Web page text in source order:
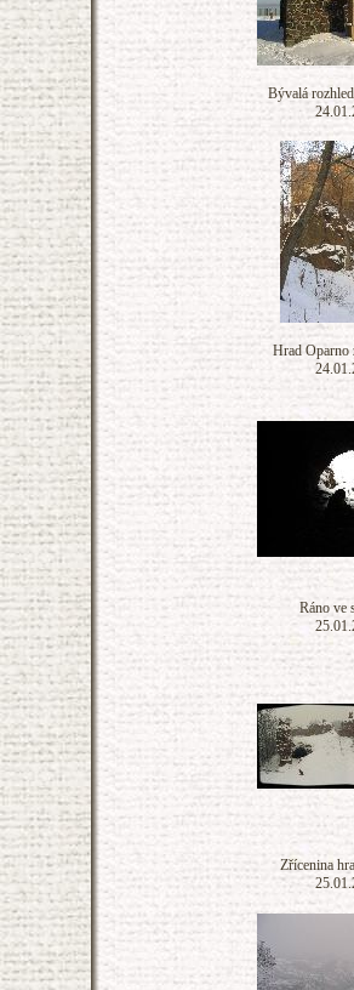
Bývalá
Hrad Oparno
Ráno ve
Zřícenina